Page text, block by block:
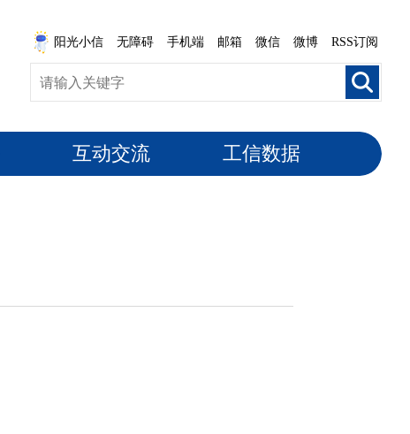
阳光小信 无障碍 手机端 邮箱 微信 微博 RSS订阅
互动交流 工信数据